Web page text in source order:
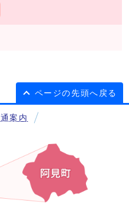
ページの先頭へ戻る
案内